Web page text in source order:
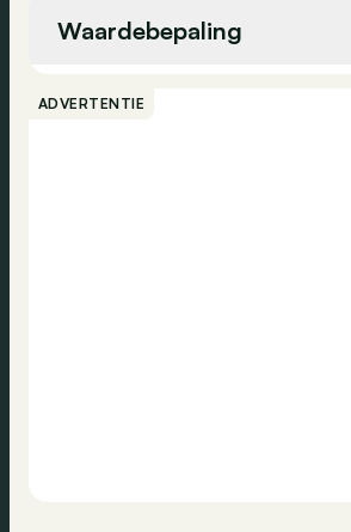
Koplampreinigingssysteem
Stembediening
Waardebepaling
ADVERTENTIE